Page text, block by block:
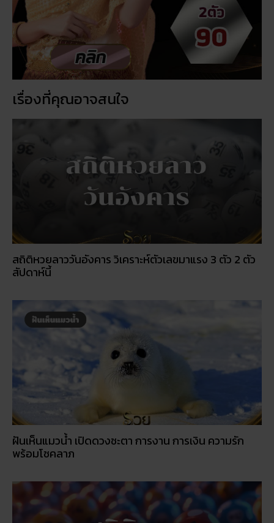
เรื่องที่คุณอาจสนใจ
สถิติหวยลาววันอังคาร วิเคราะห์ตัวเลขมาแรง 3 ตัว 2 ตัว
สัปดาห์นี้
ฝันเห็นแมวน้ำ เปิดดวงชะตา การงาน การเงิน ความรัก
พร้อมโชคลาภ